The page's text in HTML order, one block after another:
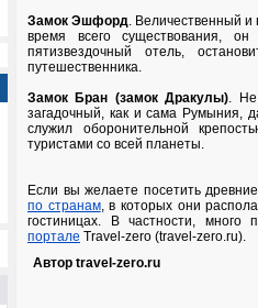
Замок Эшфорд. Величественный
время всего существования,
пятизвездочный отель,
путешественника.
Замок Бран (замок Дракулы). Не
загадочный, как и сама Румыния,
служил оборонительной
туристами со всей планеты.
Если вы желаете посетить
по странам, в которых они
гостиницах. В частности,
портале Travel-zero (travel-zero.ru).
Автор travel-zero.ru